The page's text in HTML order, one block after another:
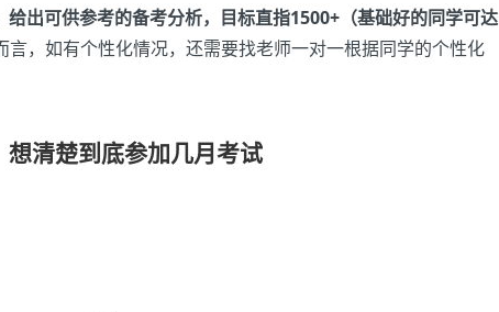
给出可供参考的备考分析，目标直指1500+（基础好的同学可达
言，如有个性化情况，还需要找老师一对一根据同学的个性化
想清楚到底参加几月考试